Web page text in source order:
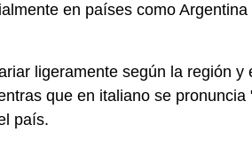
en países como Argentina
ligeramente según la región y
que en italiano se pronuncia
país.